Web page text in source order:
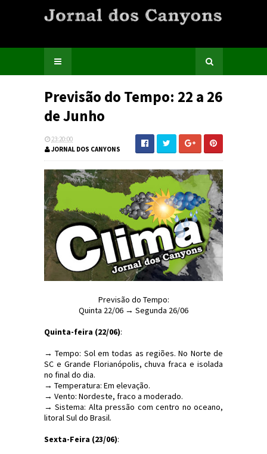
Previsão do Tempo: 22 a 26
de Junho
23:20:00
JORNAL DOS CANYONS
Previsão do Tempo:
Quinta 22/06 → Segunda 26/06
Quinta-feira (22/06):
→ Tempo: Sol em todas as regiões. No Norte de
SC e Grande Florianópolis, chuva fraca e isolada
no final do dia.
→ Temperatura: Em elevação.
→ Vento: Nordeste, fraco a moderado.
→ Sistema: Alta pressão com centro no oceano,
litoral Sul do Brasil.
Sexta-Feira (23/06):